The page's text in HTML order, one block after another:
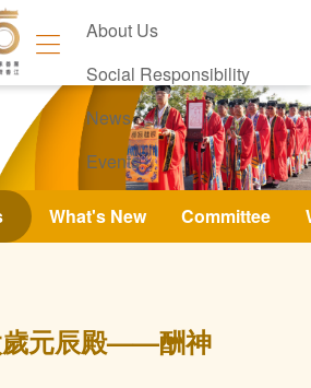
About Us
Social Responsibility
News
Events
Contact Us
What's New Committee
歲元辰殿——酬神